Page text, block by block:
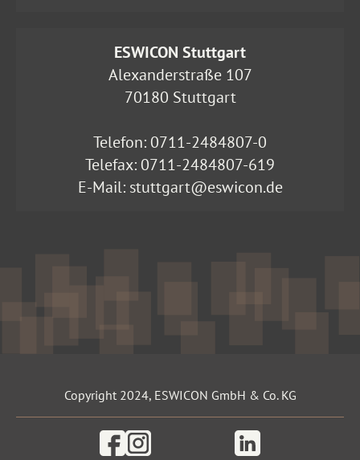
ESWICON Stuttgart
Alexanderstraße 107
70180 Stuttgart
Telefon: 0711-2484807-0
Telefax: 0711-2484807-619
E-Mail: stuttgart@eswicon.de
Copyright 2024, ESWICON GmbH & Co. KG
FacebookInstagram Linkedin